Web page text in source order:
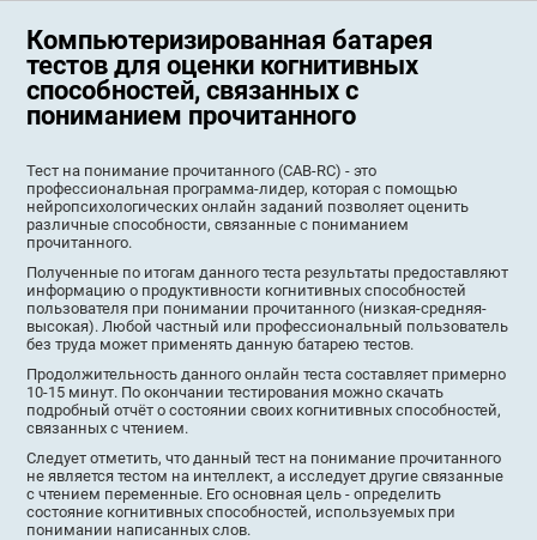
Компьютеризированная батарея
тестов для оценки когнитивных
способностей, связанных с
пониманием прочитанного
Тест на понимание прочитанного (CAB-RC) - это
профессиональная программа-лидер, которая с помощью
нейропсихологических онлайн заданий позволяет оценить
различные способности, связанные с пониманием
прочитанного.
Полученные по итогам данного теста результаты предоставляют
информацию о продуктивности когнитивных способностей
пользователя при понимании прочитанного (низкая-средняя-
высокая). Любой частный или профессиональный пользователь
без труда может применять данную батарею тестов.
Продолжительность данного онлайн теста составляет примерно
10-15 минут. По окончании тестирования можно скачать
подробный отчёт о состоянии своих когнитивных способностей,
связанных с чтением.
Следует отметить, что данный тест на понимание прочитанного
не является тестом на интеллект, а исследует другие связанные
с чтением переменные. Его основная цель - определить
состояние когнитивных способностей, используемых при
понимании написанных слов.